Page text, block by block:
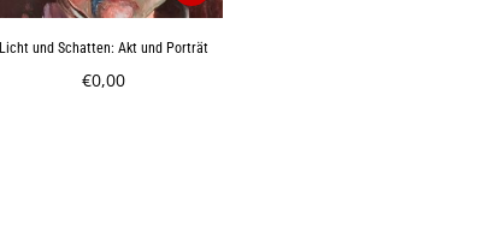
Licht und Schatten: Akt und Porträt
€0,00